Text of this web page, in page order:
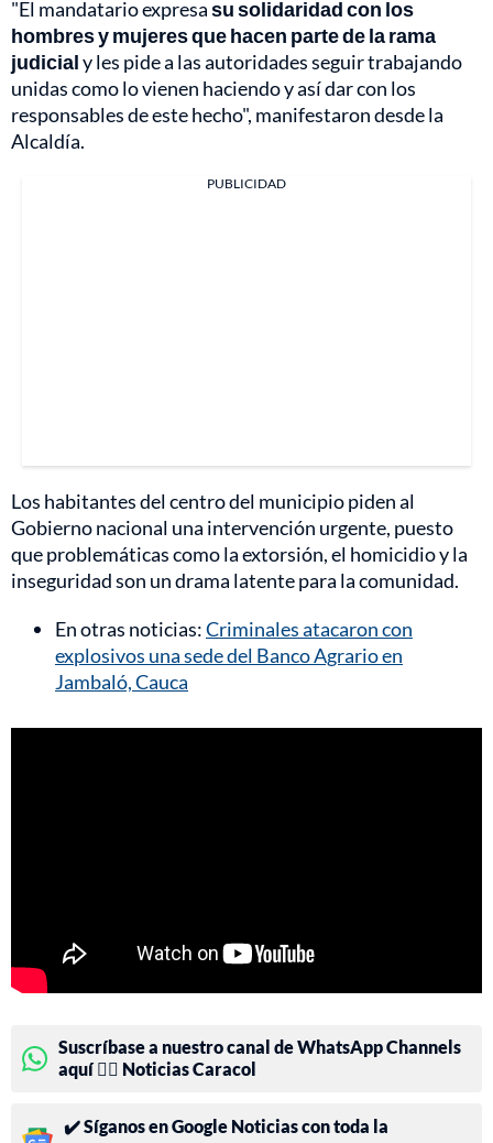
"El mandatario expresasu solidaridad con los
hombres y mujeres que hacen parte de la rama
judicialy les pide a las autoridades seguir trabajando
unidas como lo vienen haciendo y así dar con los
responsables de este hecho", manifestaron desde la
Alcaldía.
PUBLICIDAD
Los habitantes del centro del municipio piden al
Gobierno nacional una intervención urgente, puesto
que problemáticas como la extorsión, el homicidio y la
inseguridad son un drama latente para la comunidad.
En otras noticias:Criminales atacaron con
explosivos una sede del Banco Agrario en
Jambaló, Cauca
Suscríbase a nuestro canal de WhatsApp Channels
aquí 👉🏻 Noticias Caracol
✔️ Síganos en Google Noticias con toda la